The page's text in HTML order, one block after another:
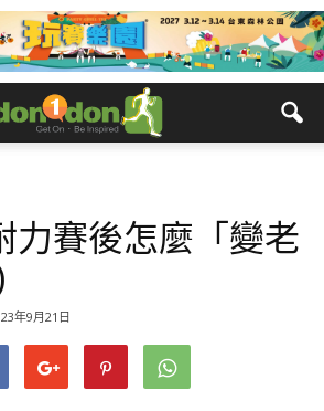
力賽後怎麼「變老
年9月21日